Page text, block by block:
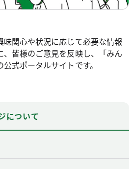
関心や状況に応じて必要な情報
、皆様のご意見を反映し、「みん
式ポータルサイトです。
について